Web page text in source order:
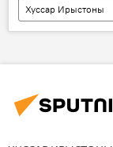
Хуссар Ирыстоны